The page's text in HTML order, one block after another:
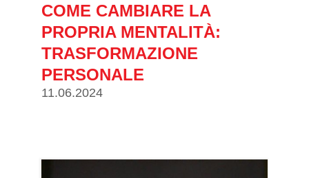
COME CAMBIARE LA
PROPRIA MENTALITÀ:
TRASFORMAZIONE
PERSONALE
11.06.2024